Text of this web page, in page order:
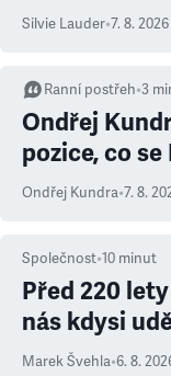
Silvie Lauder•7. 8. 2026
Ranní postřeh•3
Ondřej
pozice, co
Ondřej Kundra•7. 8.
Společnost•10 minut
Před 220
nás kdysi
Marek Švehla•6. 8.